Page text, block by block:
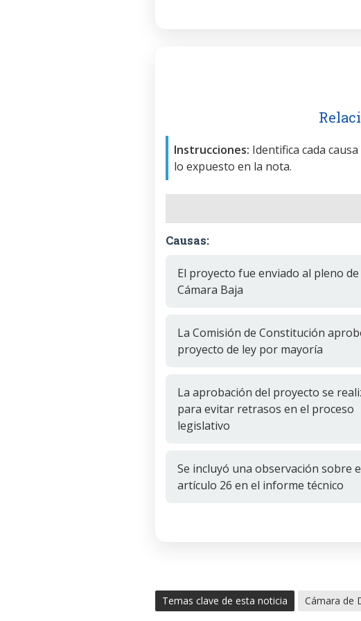
Instrucciones: Identifica cada
lo expuesto en la nota.
Causas:
El proyecto fue enviado al pleno de
Cámara Baja
La Comisión de Constitución
proyecto de ley por mayoría
La aprobación del proyecto se
para evitar retrasos en el proceso
legislativo
Se incluyó una observación sobre
artículo 26 en el informe técnico
Temas clave de esta noticia Cámara de